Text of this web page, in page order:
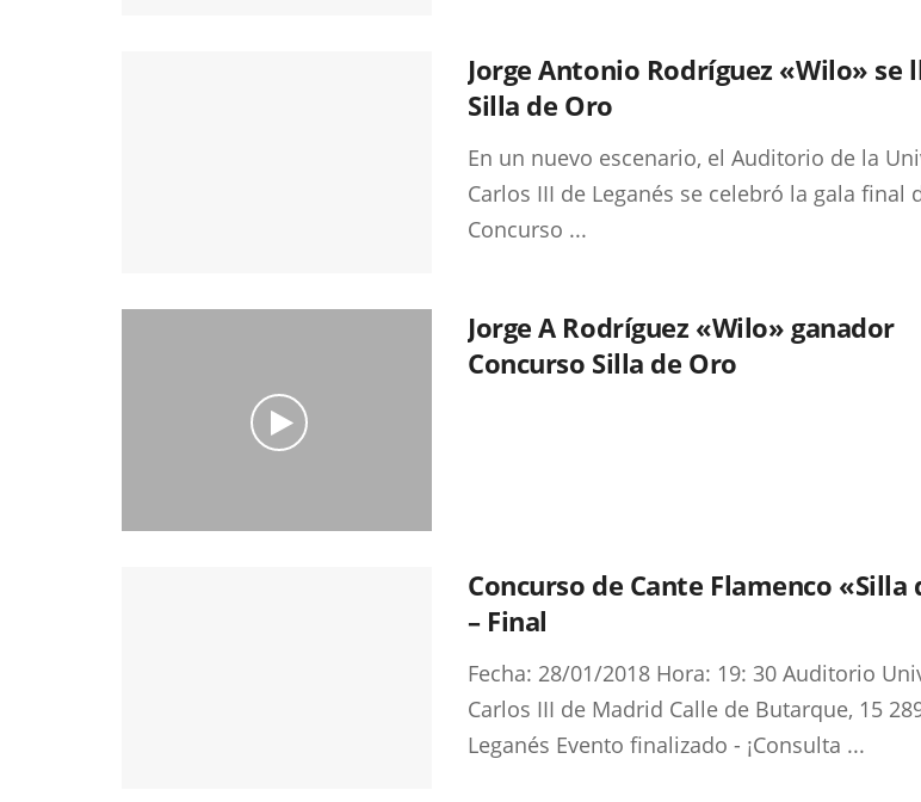
Jorge Antonio Rodríguez «Wilo» se
Silla de Oro
En un nuevo escenario, el Auditorio de la
Carlos III de Leganés se celebró la gala final
Concurso ...
Jorge A Rodríguez «Wilo» ganador
Concurso Silla de Oro
Concurso de Cante Flamenco «Silla
– Final
Fecha: 28/01/2018 Hora: 19: 30 Auditorio
Carlos III de Madrid Calle de Butarque, 15
Leganés Evento finalizado - ¡Consulta ...